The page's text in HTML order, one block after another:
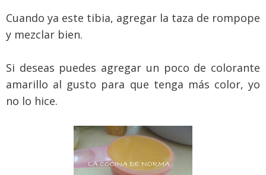
Cuando ya este tibia, agregar la taza de rompope
y mezclar bien.
Si deseas puedes agregar un poco de colorante
amarillo al gusto para que tenga más color, yo
no lo hice.